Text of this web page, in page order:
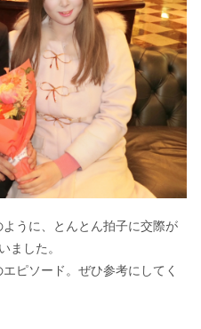
うに、とんとん拍子に交際が
ました。
ピソード。ぜひ参考にしてく